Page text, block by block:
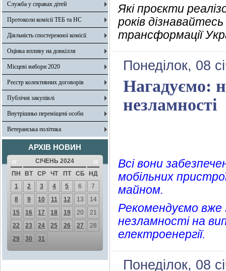
Служба у справах дітей
Протоколи комісії ТЕБ та НС
Діяльність спостережної комісії
Оцінка впливу на довкілля
Місцеві вибори 2020
Реєстр колективних договорів
Публічні закупівлі
Внутрішньо переміщені особи
Ветеранська політика
АРХІВ НОВИН
« СІЧЕНЬ 2024 »
ПН ВТ СР ЧТ ПТ СБ
НД
1
2 3 4 5 6
7
8
9 10 11 12 13
14
15
16 17 18 19 20
21
22
23 24 25 26 27
28
29
30 31
Які проєкти
років
трансформації
Понеділок, 08
Нагадуємо:
незламності
Всі вони
мобільних
майном.
Рекомендуємо вже
незламності на
електроенергії.
Понеділок, 08